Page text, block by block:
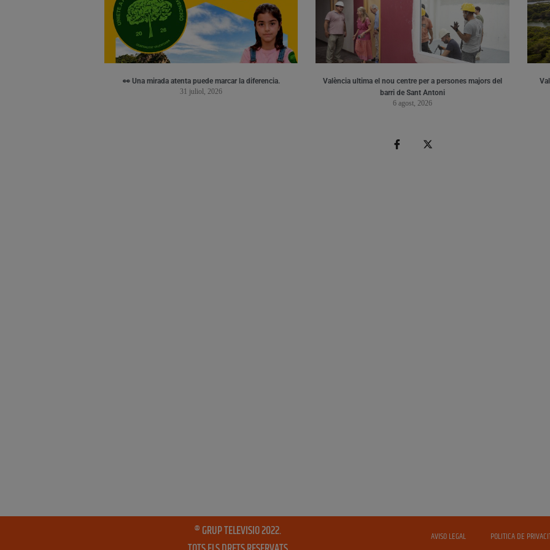
👀 Una mirada atenta puede marcar la diferencia.
31 juliol, 2026
València ultima el nou centre per a persones majors del
barri de Sant Antoni
6 agost, 2026
® GRUP TELEVISIO 2022.
AVISO LEGAL POLITICA DE